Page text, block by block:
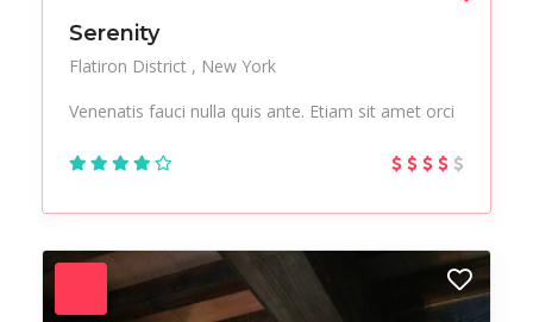
Serenity
Flatiron District
New York
Venenatis fauci nulla quis ante. Etiam sit amet orci